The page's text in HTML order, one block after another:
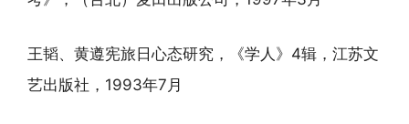
王韬、黄遵宪旅日心态研究，《学人》4辑，江苏文
艺出版社，1993年7月